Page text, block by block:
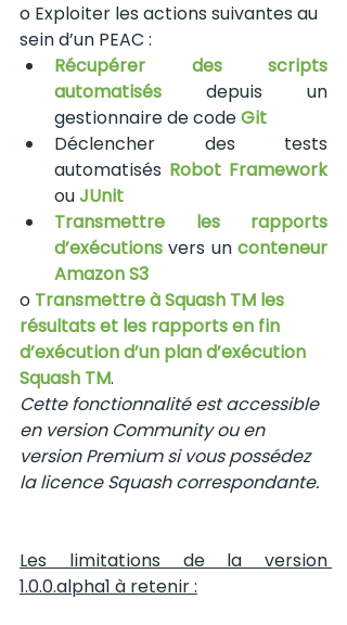
o Exploiter les actions suivantes au
sein d’un PEAC :
Récupérer des scripts
automatisés depuis un
gestionnaire de code Git
Déclencher des tests
automatisés Robot Framework
ou JUnit
Transmettre les rapports
d’exécutions vers un conteneur
Amazon S3
o Transmettre à Squash TM les
résultats et les rapports en fin
d’exécution d’un plan d’exécution
Squash TM.
Cette fonctionnalité est accessible
en version Community ou en
version Premium si vous possédez
la licence Squash correspondante.
Les limitations de la version
1.0.0.alpha1 à retenir :